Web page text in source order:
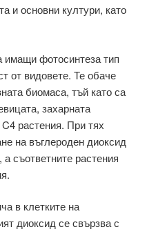
и основни култури, като
имащи фотосинтеза тип
от видовете. Те обаче
биомаса, тъй като са
захарната
растения. При тях
на въглероден диоксид
съответните растения
в клетките на
диоксид се свързва с